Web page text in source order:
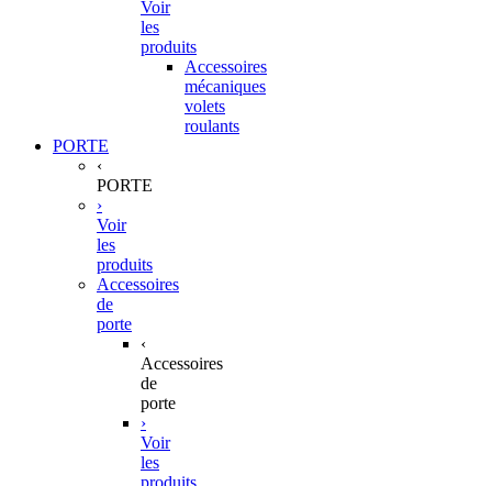
Voir
les
produits
Accessoires
mécaniques
volets
roulants
PORTE
‹
PORTE
›
Voir
les
produits
Accessoires
de
porte
‹
Accessoires
de
porte
›
Voir
les
produits